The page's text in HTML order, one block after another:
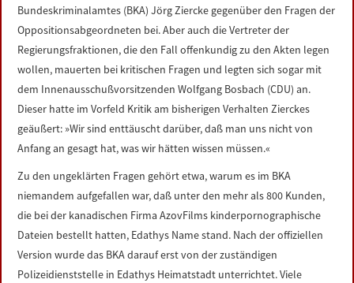
DATENSCHUTZERKLÄRUNG
IMPRESSUM
Bundeskriminalamtes (BKA) Jörg Ziercke gegenüber den Fragen der
Oppositionsabgeordneten bei. Aber auch die Vertreter der
Regierungsfraktionen, die den Fall offenkundig zu den Akten legen
wollen, mauerten bei kritischen Fragen und legten sich sogar mit
dem Innenausschußvorsitzenden Wolfgang Bosbach (CDU) an.
Dieser hatte im Vorfeld Kritik am bisherigen Verhalten Zierckes
geäußert: »Wir sind enttäuscht darüber, daß man uns nicht von
Anfang an gesagt hat, was wir hätten wissen müssen.«
Zu den ungeklärten Fragen gehört etwa, warum es im BKA
niemandem aufgefallen war, daß unter den mehr als 800 Kunden,
die bei der kanadischen Firma AzovFilms kinderpornographische
Dateien bestellt hatten, Edathys Name stand. Nach der offiziellen
Version wurde das BKA darauf erst von der zuständigen
Polizeidienststelle in Edathys Heimatstadt unterrichtet. Viele